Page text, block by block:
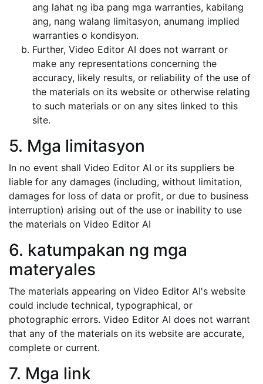
ang lahat ng iba pang mga warranties, kabilang
ang, nang walang limitasyon, anumang implied
warranties o kondisyon.
Further, Video Editor AI does not warrant or
make any representations concerning the
accuracy, likely results, or reliability of the use of
the materials on its website or otherwise relating
to such materials or on any sites linked to this
site.
5. Mga limitasyon
In no event shall Video Editor AI or its suppliers be
liable for any damages (including, without limitation,
damages for loss of data or profit, or due to business
interruption) arising out of the use or inability to use
the materials on Video Editor AI
6. katumpakan ng mga
materyales
The materials appearing on Video Editor AI's website
could include technical, typographical, or
photographic errors. Video Editor AI does not warrant
that any of the materials on its website are accurate,
complete or current.
7. Mga link